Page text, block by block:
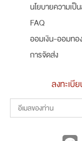
นโยบายความเป็
FAQ
ออมเงิน-ออมทอง
การจัดส่ง
ลงทะเบี